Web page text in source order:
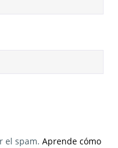
el spam. Aprende cómo